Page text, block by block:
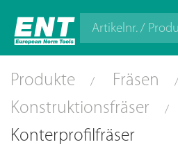
Produkte
Fräsen
Konstruktionsfräser
Konterprofilfräser